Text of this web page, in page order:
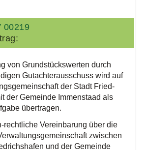
00219
von Grund­stücks­wer­ten durch
Gut­ach­ter­aus­schuss wird auf
der Stadt Fried­
der Gemein­de Immenstaad als
übertragen.
recht­li­che Ver­ein­ba­rung über die
zwi­schen
und der Gemein­de